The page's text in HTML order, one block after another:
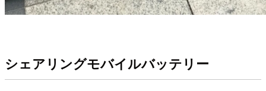
シェアリングモバイルバッテリー